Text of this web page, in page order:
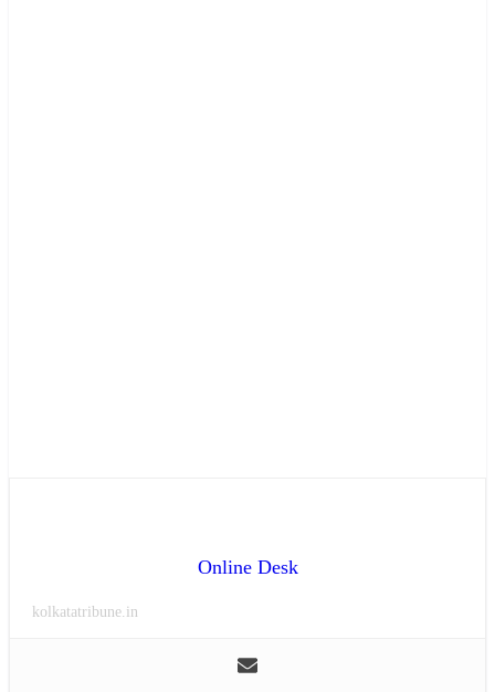
Online Desk
kolkatatribune.in